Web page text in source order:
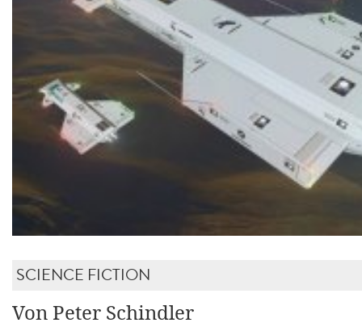
SCIENCE FICTION
Von Peter Schindler